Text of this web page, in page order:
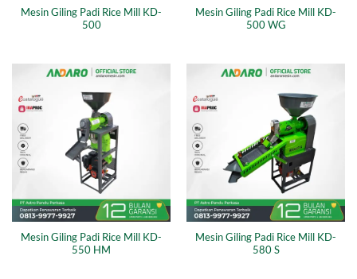
Mesin Giling Padi Rice Mill KD-
500
Mesin Giling Padi Rice Mill KD-
500 WG
Mesin Giling Padi Rice Mill KD-
550 HM
Mesin Giling Padi Rice Mill KD-
580 S